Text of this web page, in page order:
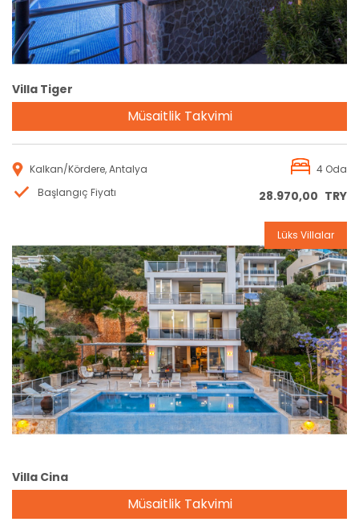
Villa Tiger
Müsaitlik Takvimi
Kalkan/Kördere, Antalya
4 Oda
Başlangıç Fiyatı
28.970,00 TRY
Rezervasyon
Lüks Villalar
Villa Cina
Müsaitlik Takvimi